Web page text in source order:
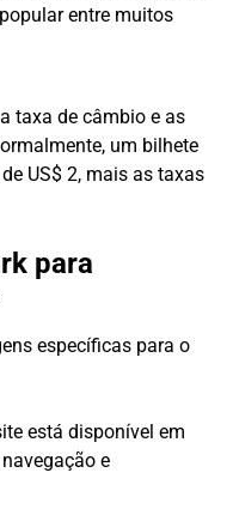
entre muitos
taxa de câmbio e as
um bilhete
US$ 2, mais as taxas
para
específicas para o
está disponível em
e